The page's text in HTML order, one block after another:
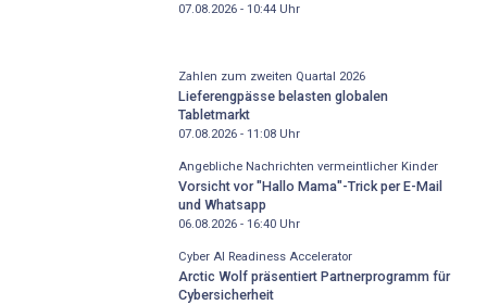
07.08.2026 - 10:44Uhr
Zahlen zum zweiten Quartal 2026
Lieferengpässe belasten globalen
Tabletmarkt
07.08.2026 - 11:08Uhr
Angebliche Nachrichten vermeintlicher Kinder
Vorsicht vor "Hallo Mama"-Trick per E-Mail
und Whatsapp
06.08.2026 - 16:40Uhr
Cyber AI Readiness Accelerator
Arctic Wolf präsentiert Partnerprogramm für
Cybersicherheit